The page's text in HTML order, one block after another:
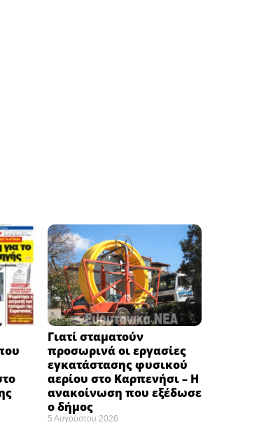
Γιατί σταματούν
προσωρινά οι εργασίες
εγκατάστασης φυσικού
αερίου στο Καρπενήσι – Η
ανακοίνωση που εξέδωσε
ο δήμος
5 Αυγούστου 2026